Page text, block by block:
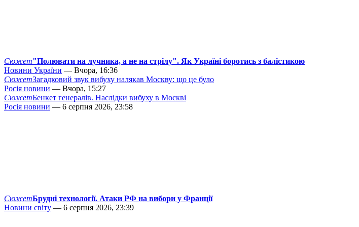
Сюжет"Полювати на лучника, а не на стрілу". Як Україні боротись з балістикою
Новини України — Вчора, 16:36
СюжетЗагадковий звук вибуху налякав Москву: що це було
Росія новини — Вчора, 15:27
СюжетБенкет генералів. Наслідки вибуху в Москві
Росія новини — 6 серпня 2026, 23:58
СюжетБрудні технології. Атаки РФ на вибори у Франції
Новини світу — 6 серпня 2026, 23:39